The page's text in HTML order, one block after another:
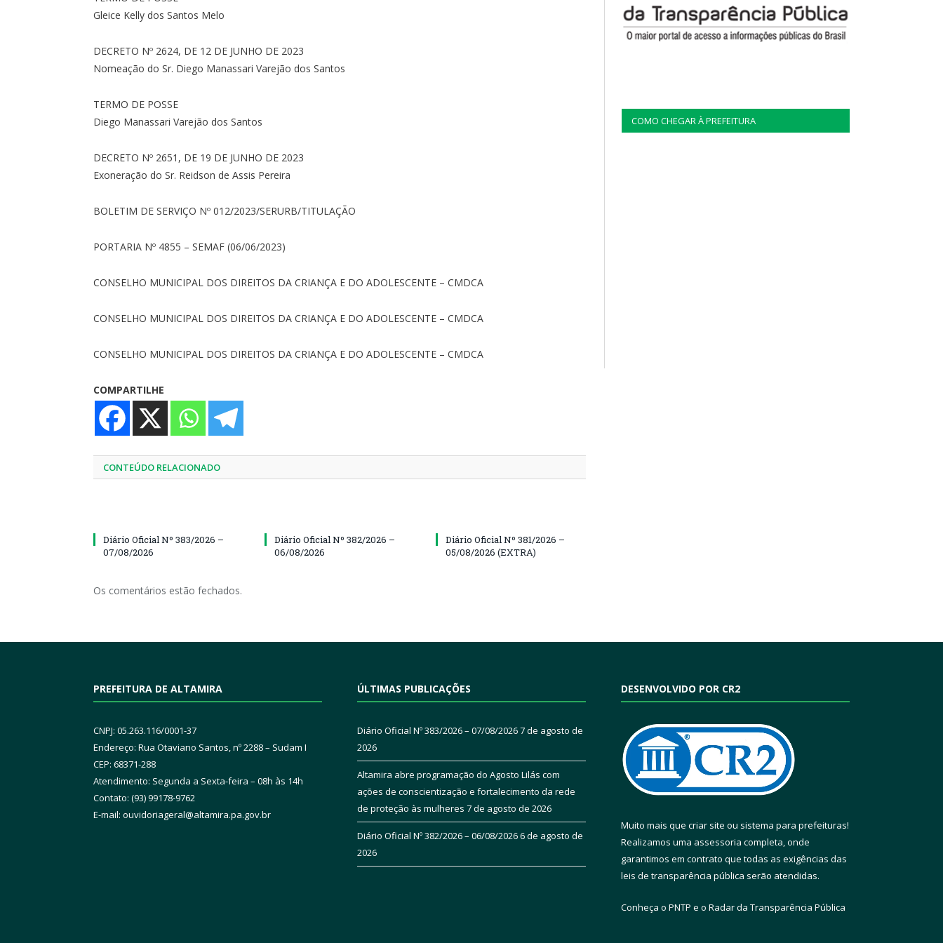
Gleice Kelly dos Santos Melo
DECRETO Nº 2624, DE 12 DE JUNHO DE 2023
Nomeação do Sr. Diego Manassari Varejão dos Santos
TERMO DE POSSE
Diego Manassari Varejão dos Santos
DECRETO Nº 2651, DE 19 DE JUNHO DE 2023
Exoneração do Sr. Reidson de Assis Pereira
BOLETIM DE SERVIÇO Nº 012/2023/SERURB/TITULAÇÃO
PORTARIA Nº 4855 – SEMAF (06/06/2023)
CONSELHO MUNICIPAL DOS DIREITOS DA CRIANÇA E DO ADOLESCENTE – CMDCA
CONSELHO MUNICIPAL DOS DIREITOS DA CRIANÇA E DO ADOLESCENTE – CMDCA
CONSELHO MUNICIPAL DOS DIREITOS DA CRIANÇA E DO ADOLESCENTE – CMDCA
COMPARTILHE
CONTEÚDO RELACIONADO
Diário Oficial Nº 383/2026 –
07/08/2026
Diário Oficial Nº 382/2026 –
06/08/2026
Diário Oficial Nº 381/2026 –
05/08/2026 (EXTRA)
Os comentários estão fechados.
COMO CHEGAR À PREFEITURA
PREFEITURA DE ALTAMIRA
CNPJ: 05.263.116/0001-37
Endereço: Rua Otaviano Santos, nº 2288 – Sudam I
CEP: 68371-288
Atendimento: Segunda a Sexta-feira – 08h às 14h
Contato: (93) 99178-9762
E-mail: ouvidoriageral@altamira.pa.gov.br
ÚLTIMAS PUBLICAÇÕES
Diário Oficial Nº 383/2026 – 07/08/20267 de agosto de
2026
Altamira abre programação do Agosto Lilás com
ações de conscientização e fortalecimento da rede
de proteção às mulheres 7 de agosto de 2026
Diário Oficial Nº 382/2026 – 06/08/20266 de agosto de
2026
DESENVOLVIDO POR CR2
Muito mais que criar site ou sistema para prefeituras!
Realizamos uma assessoria completa, onde
garantimos em contrato que todas as exigências das
leis de transparência pública serão atendidas.
Conheça o PNTP e o Radar da Transparência Pública